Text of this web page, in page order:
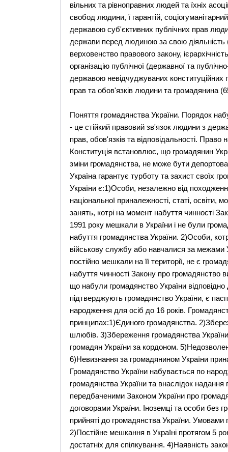
вільних та рівноправних людей та їхніх
свобод людини, ї гарантій,
державою суб'єктивних публічних прав
держави перед людиною за свою
верховенство правового закону,
організацію публічної (державної та
державою невідчуджуваних
прав та обов'язків людини та громадянина
Поняття громадянства України. Порядок
- це стійкий правовий зв'язок людини з
прав, обов'язків та відповідальності.
Конституція встановлює, що громадянин
зміни громадянства, не може бути
Україна гарантує турботу та захист своїх
України є:1)Особи, незалежно від
національної приналежності, статі, освіти,
занять, котрі на момент набуття чинності
1991 року мешкали в України і не були
набуття громадянства України. 2)Особи,
військову службу або навчалися за
постійно мешкали на її території, не є
набуття чинності Закону про
що набули громадянство України
підтверджують громадянство України, є
народження для осіб до 16 років.
принципах:1)Єдиного громадянства.
шлюбів. 3)Збереження громадянства
громадян України за кордоном.
6)Невизнання за громадянином України
Громадянство України набувається по
громадянства України та внаслідок
передбаченими Законом України про
договорами України. Іноземці та особи без
прийняті до громадянства України.
2)Постійне мешкання в Україні протягом 5
достатніх для спілкування. 4)Наявність